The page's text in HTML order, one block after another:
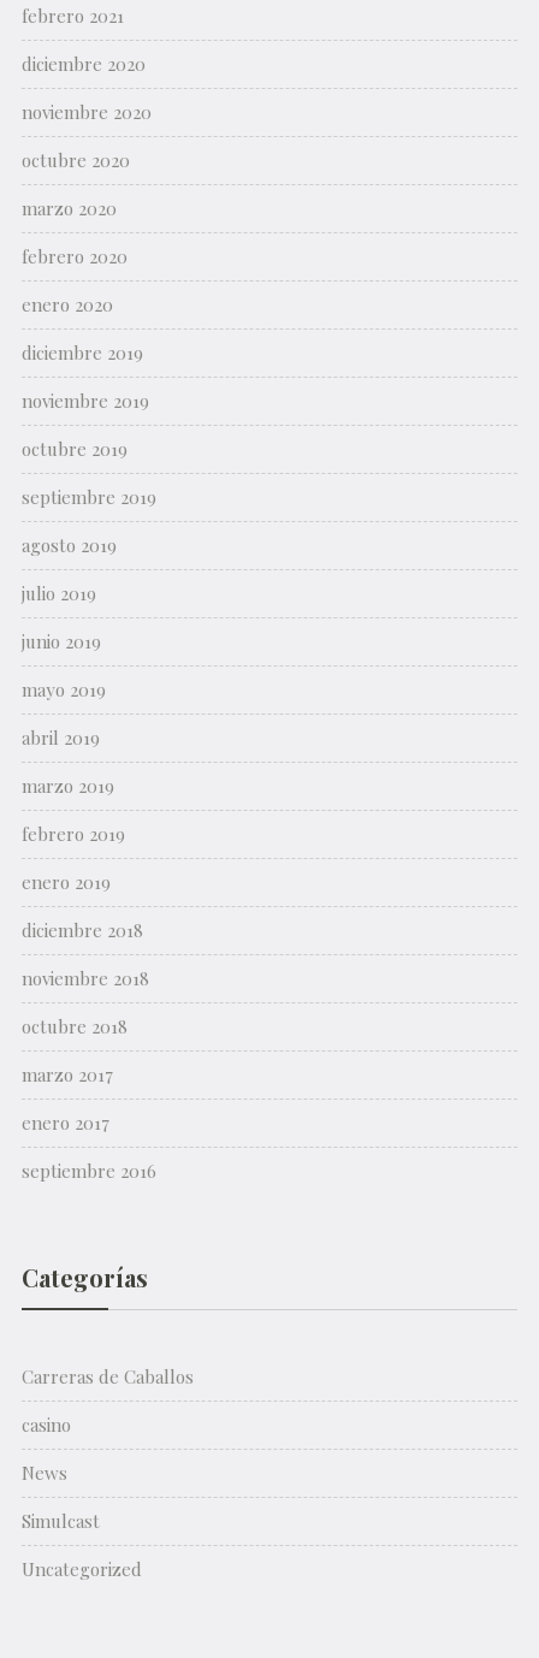
febrero 2021
diciembre 2020
noviembre 2020
octubre 2020
marzo 2020
febrero 2020
enero 2020
diciembre 2019
noviembre 2019
octubre 2019
septiembre 2019
agosto 2019
julio 2019
junio 2019
mayo 2019
abril 2019
marzo 2019
febrero 2019
enero 2019
diciembre 2018
noviembre 2018
octubre 2018
marzo 2017
enero 2017
septiembre 2016
Categorías
Carreras de Caballos
casino
News
Simulcast
Uncategorized